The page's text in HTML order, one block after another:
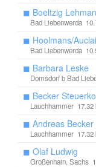
◼ Boeltzig
Bad Liebenwerda
◼ Hoolmans/
Bad Liebenwerda
◼ Barbara Leske
Domsdorf b Bad
◼ Becker
Lauchhammer 17.32
◼ Andreas Becker
Lauchhammer 17.32
◼ Olaf Ludwig
Großenhain, Sachs